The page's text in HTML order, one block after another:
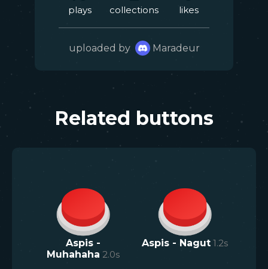
plays collections likes
uploaded by Maradeur
Related buttons
Aspis -
Muhahaha 2.0s
Aspis - Nagut 1.2s